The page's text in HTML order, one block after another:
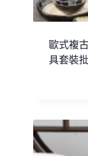
歐式複
具套裝